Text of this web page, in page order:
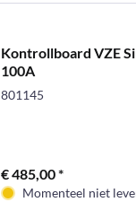
Kontrollboard VZE
100A
801145
€ 485,00 *
Momenteel niet